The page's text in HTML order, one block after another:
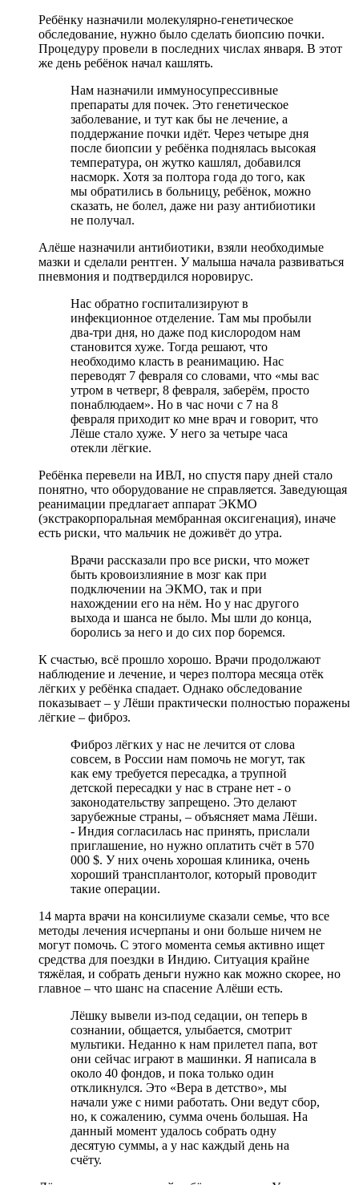
Ребёнку назначили молекулярно-генетическое
обследование, нужно было сделать биопсию почки.
Процедуру провели в последних числах января. В этот
же день ребёнок начал кашлять.
Нам назначили иммуносупрессивные
препараты для почек. Это генетическое
заболевание, и тут как бы не лечение, а
поддержание почки идёт. Через четыре дня
после биопсии у ребёнка поднялась высокая
температура, он жутко кашлял, добавился
насморк. Хотя за полтора года до того, как
мы обратились в больницу, ребёнок, можно
сказать, не болел, даже ни разу антибиотики
не получал.
Алёше назначили антибиотики, взяли необходимые
мазки и сделали рентген. У малыша начала развиваться
пневмония и подтвердился норовирус.
Нас обратно госпитализируют в
инфекционное отделение. Там мы пробыли
два-три дня, но даже под кислородом нам
становится хуже. Тогда решают, что
необходимо класть в реанимацию. Нас
переводят 7 февраля со словами, что «мы вас
утром в четверг, 8 февраля, заберём, просто
понаблюдаем». Но в час ночи с 7 на 8
февраля приходит ко мне врач и говорит, что
Лёше стало хуже. У него за четыре часа
отекли лёгкие.
Ребёнка перевели на ИВЛ, но спустя пару дней стало
понятно, что оборудование не справляется. Заведующая
реанимации предлагает аппарат ЭКМО
(экстракорпоральная мембранная оксигенация), иначе
есть риски, что мальчик не доживёт до утра.
Врачи рассказали про все риски, что может
быть кровоизлияние в мозг как при
подключении на ЭКМО, так и при
нахождении его на нём. Но у нас другого
выхода и шанса не было. Мы шли до конца,
боролись за него и до сих пор боремся.
К счастью, всё прошло хорошо. Врачи продолжают
наблюдение и лечение, и через полтора месяца отёк
лёгких у ребёнка спадает. Однако обследование
показывает – у Лёши практически полностью поражены
лёгкие – фиброз.
Фиброз лёгких у нас не лечится от слова
совсем, в России нам помочь не могут, так
как ему требуется пересадка, а трупной
детской пересадки у нас в стране нет - о
законодательству запрещено. Это делают
зарубежные страны, – объясняет мама Лёши.
- Индия согласилась нас принять, прислали
приглашение, но нужно оплатить счёт в 570
000 $. У них очень хорошая клиника, очень
хороший трансплантолог, который проводит
такие операции.
14 марта врачи на консилиуме сказали семье, что все
методы лечения исчерпаны и они больше ничем не
могут помочь. С этого момента семья активно ищет
средства для поездки в Индию. Ситуация крайне
тяжёлая, и собрать деньги нужно как можно скорее, но
главное – что шанс на спасение Алёши есть.
Лёшку вывели из-под седации, он теперь в
сознании, общается, улыбается, смотрит
мультики. Неданно к нам прилетел папа, вот
они сейчас играют в машинки. Я написала в
около 40 фондов, и пока только один
откликнулся. Это «Вера в детство», мы
начали уже с ними работать. Они ведут сбор,
но, к сожалению, сумма очень большая. На
данный момент удалось собрать одну
десятую суммы, а у нас каждый день на
счёту.